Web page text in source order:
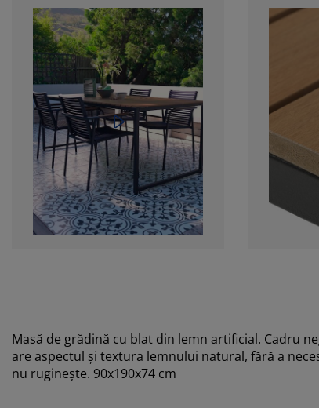
Masă de grădină cu blat din lemn artificial. Cadru
are aspectul și textura lemnului natural, fără a
nu ruginește. 90x190x74 cm